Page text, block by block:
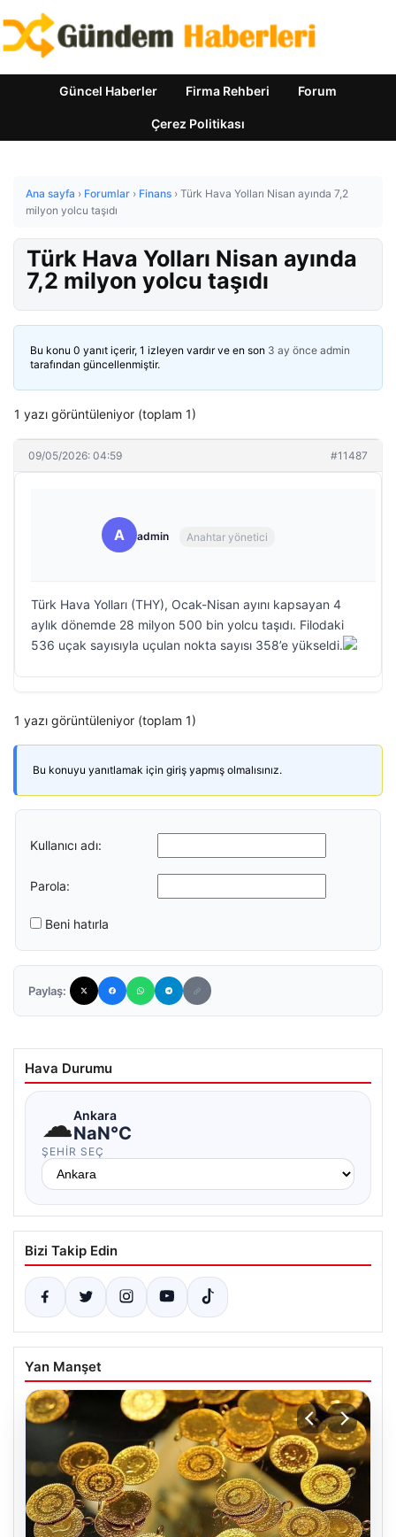
Güncel Haberler Firma Rehberi Forum
Çerez Politikası
Ana sayfa › Forumlar › Finans › Türk Hava Yolları Nisan ayında 7,2
milyon yolcu taşıdı
Türk Hava Yolları Nisan ayında
7,2 milyon yolcu taşıdı
Bu konu 0 yanıt içerir, 1 izleyen vardır ve en son 3 ay önce admin
tarafından güncellenmiştir.
1 yazı görüntüleniyor (toplam 1)
09/05/2026: 04:59 #11487
A admin Anahtar yönetici
Türk Hava Yolları (THY), Ocak-Nisan ayını kapsayan 4
aylık dönemde 28 milyon 500 bin yolcu taşıdı. Filodaki
536 uçak sayısıyla uçulan nokta sayısı 358’e yükseldi.
1 yazı görüntüleniyor (toplam 1)
Bu konuyu yanıtlamak için giriş yapmış olmalısınız.
Kullanıcı adı:
Parola:
Beni hatırla
Paylaş:
Hava Durumu
☁Ankara
NaN°C
ŞEHIR SEÇ
Bizi Takip Edin
Yan Manşet